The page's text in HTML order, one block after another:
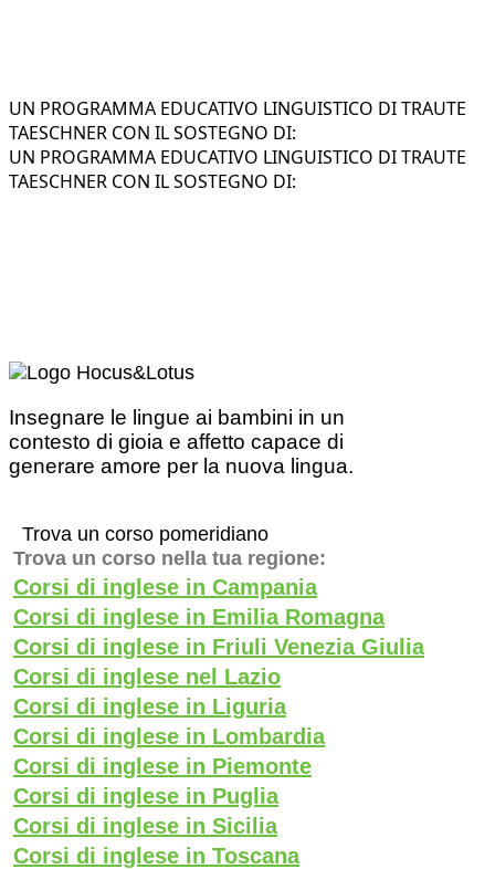
UN PROGRAMMA EDUCATIVO LINGUISTICO DI TRAUTE
TAESCHNER CON IL SOSTEGNO DI:
UN PROGRAMMA EDUCATIVO LINGUISTICO DI TRAUTE
TAESCHNER CON IL SOSTEGNO DI:
Insegnare le lingue ai bambini in un
contesto di gioia e affetto capace di
generare amore per la nuova lingua.
Trova un corso pomeridiano
Trova un corso nella tua regione:
Corsi di inglese in Campania
Corsi di inglese in Emilia Romagna
Corsi di inglese in Friuli Venezia Giulia
Corsi di inglese nel Lazio
Corsi di inglese in Liguria
Corsi di inglese in Lombardia
Corsi di inglese in Piemonte
Corsi di inglese in Puglia
Corsi di inglese in Sicilia
Corsi di inglese in Toscana